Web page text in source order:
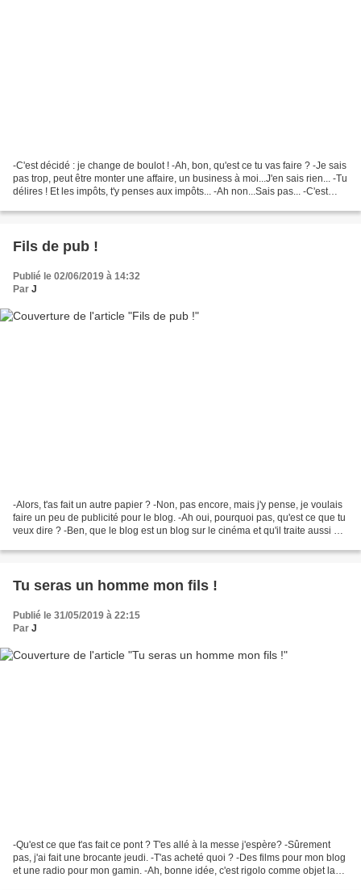
-C'est décidé : je change de boulot ! -Ah, bon, qu'est ce tu vas faire ? -Je sais
pas trop, peut être monter une affaire, un business à moi...J'en sais rien... -Tu
délires ! Et les impôts, t'y penses aux impôts... -Ah non...Sais pas... -C'est
Fils de pub !
Publié le 02/06/2019 à 14:32
Par J
-Alors, t'as fait un autre papier ? -Non, pas encore, mais j'y pense, je voulais
faire un peu de publicité pour le blog. -Ah oui, pourquoi pas, qu'est ce que tu
veux dire ? -Ben, que le blog est un blog sur le cinéma et qu'il traite aussi de
Tu seras un homme mon fils !
Publié le 31/05/2019 à 22:15
Par J
-Qu'est ce que t'as fait ce pont ? T'es allé à la messe j'espère? -Sûrement
pas, j'ai fait une brocante jeudi. -T'as acheté quoi ? -Des films pour mon blog
et une radio pour mon gamin. -Ah, bonne idée, c'est rigolo comme objet la